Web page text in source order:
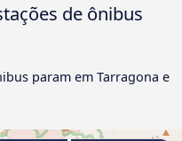
de ônibus
param em Tarragona e